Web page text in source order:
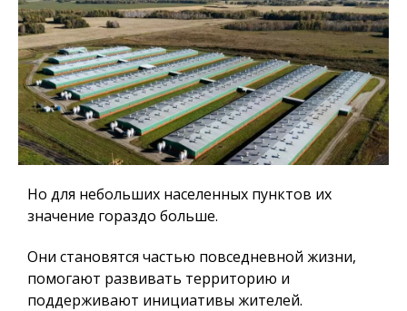
Но для небольших населенных пунктов их
значение гораздо больше.
Они становятся частью повседневной жизни,
помогают развивать территорию и
поддерживают инициативы жителей.